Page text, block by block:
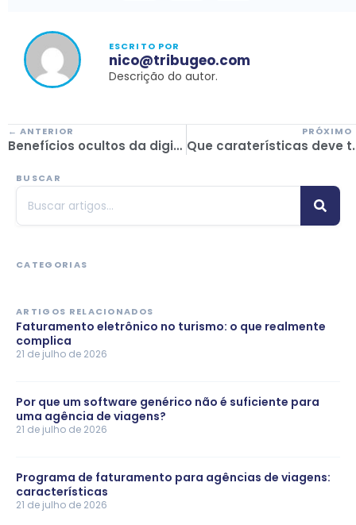
ESCRITO POR
nico@tribugeo.com
Descrição do autor.
← ANTERIOR
Benefícios ocultos da digitalização da administração das agências de viagens Que caraterísticas
BUSCAR
CATEGORIAS
ARTIGOS RELACIONADOS
Faturamento eletrônico no turismo: o que realmente
complica
21 de julho de 2026
Por que um software genérico não é suficiente para
uma agência de viagens?
21 de julho de 2026
Programa de faturamento para agências de viagens:
características
21 de julho de 2026